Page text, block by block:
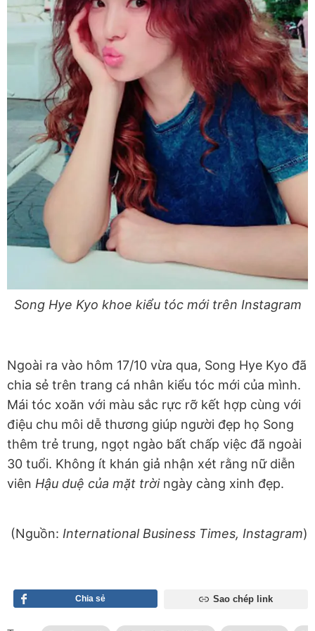
Song Hye Kyo khoe kiểu tóc mới trên Instagram
Ngoài ra vào hôm 17/10 vừa qua, Song Hye Kyo đã
chia sẻ trên trang cá nhân kiểu tóc mới của mình.
Mái tóc xoăn với màu sắc rực rỡ kết hợp cùng với
điệu chu môi dễ thương giúp người đẹp họ Song
thêm trẻ trung, ngọt ngào bất chấp việc đã ngoài
30 tuổi. Không ít khán giả nhận xét rằng nữ diễn
viên Hậu duệ của mặt trời ngày càng xinh đẹp.
(Nguồn: International Business Times, Instagram)
Chia sẻ Sao chép link